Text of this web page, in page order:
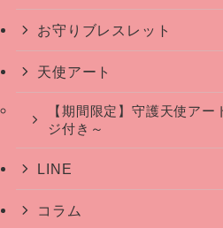
お守りブレスレット
天使アート
【期間限定】守護天使ア
ジ付き～
LINE
コラム